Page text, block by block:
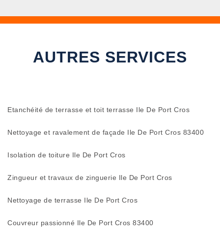
AUTRES SERVICES
Etanchéité de terrasse et toit terrasse Ile De Port Cros
Nettoyage et ravalement de façade Ile De Port Cros 83400
Isolation de toiture Ile De Port Cros
Zingueur et travaux de zinguerie Ile De Port Cros
Nettoyage de terrasse Ile De Port Cros
Couvreur passionné Ile De Port Cros 83400